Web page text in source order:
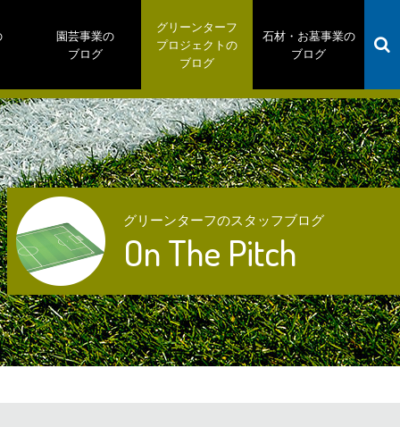
園芸事業の
ブログ
グリーンターフ
プロジェクトの
ブログ
石材・お墓事業の
ブログ
グリーンターフのスタッフブログ
On The Pitch